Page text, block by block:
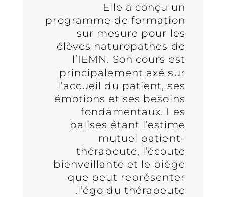
Elle a conçu un
programme de formation
sur mesure pour les
élèves naturopathes de
l’IEMN. Son cours est
principalement axé sur
l’accueil du patient, ses
émotions et ses besoins
fondamentaux. Les
balises étant l’estime
mutuel patient-
thérapeute, l’écoute
bienveillante et le piège
que peut représenter
l’égo du thérapeute.